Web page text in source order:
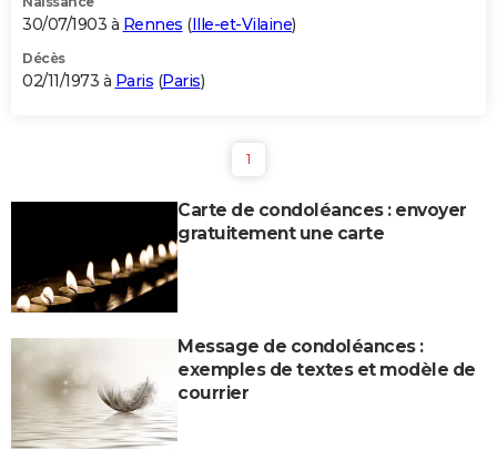
30/07/1903 à Rennes (Ille-et-Vilaine)
Décès
02/11/1973 à Paris (Paris)
1
Carte de condoléances : envoyer
gratuitement une carte
Message de condoléances :
exemples de textes et modèle de
courrier